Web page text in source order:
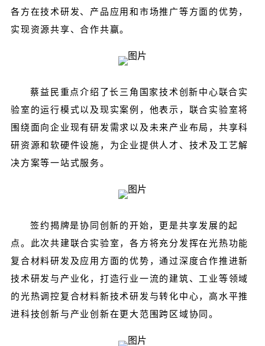
各方在技术研发、产品应用和市场推广等方面的优势，
实现资源共享、合作共赢。
蔡益民重点介绍了长三角国家技术创新中心联合实
验室的运行模式以及现实案例，他表示，联合实验室将
围绕面向企业现有研发需求以及未来产业布局，共享科
研资源和软硬件设施，为企业提供人才、技术及工艺解
决方案等一站式服务。
签约揭牌是协同创新的开始，更是共享发展的起
点。此次共建联合实验室，各方将充分发挥在光热功能
复合材料研发及应用方面的优势，通过深度合作推进新
技术研发与产业化，打造行业一流的建筑、工业等领域
的光热调控复合材料新技术研发与转化中心，高水平推
进科技创新与产业创新在更大范围跨区域协同。